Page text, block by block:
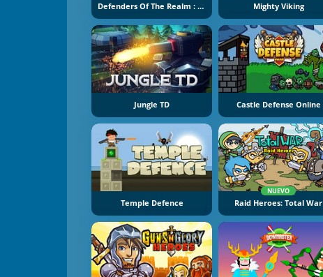
Defenders Of The Realm : An Epic War ! Mighty Viking
Jungle TD Castle Defense Online
Temple Defence
NUEVO
Raid Heroes: Total War